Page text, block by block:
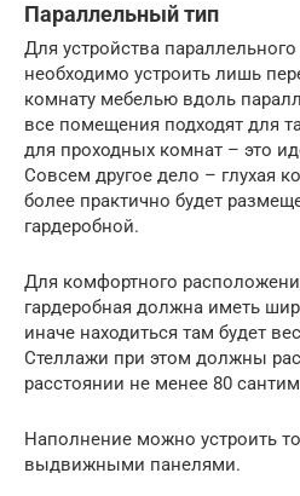
Параллельный тип
Для устройства
необходимо устроить лишь
комнату мебелью вдоль
все помещения подходят для
для проходных комнат – это
Совсем другое дело – глухая
более практично будет
гардеробной.
Для комфортного
гардеробная должна иметь
иначе находиться там будет
Стеллажи при этом должны
расстоянии не менее 80
Наполнение можно устроить
выдвижными панелями.